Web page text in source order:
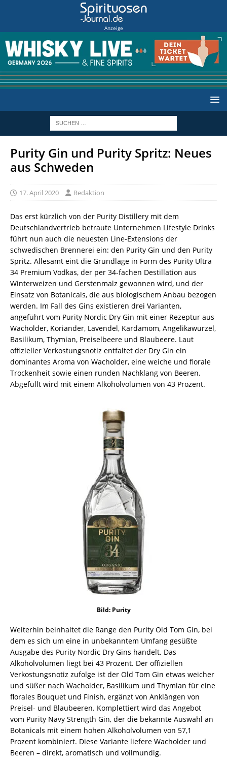
Anzeige
Purity Gin und Purity Spritz: Neues
aus Schweden
17. April 2020 Redaktion
Das erst kürzlich von der Purity Distillery mit dem
Deutschlandvertrieb betraute Unternehmen Lifestyle Drinks
führt nun auch die neuesten Line-Extensions der
schwedischen Brennerei ein: den Purity Gin und den Purity
Spritz. Allesamt eint die Grundlage in Form des Purity Ultra
34 Premium Vodkas, der per 34-fachen Destillation aus
Winterweizen und Gerstenmalz gewonnen wird, und der
Einsatz von Botanicals, die aus biologischem Anbau bezogen
werden. Im Fall des Gins existieren drei Varianten,
angeführt vom Purity Nordic Dry Gin mit einer Rezeptur aus
Wacholder, Koriander, Lavendel, Kardamom, Angelikawurzel,
Basilikum, Thymian, Preiselbeere und Blaubeere. Laut
offizieller Verkostungsnotiz entfaltet der Dry Gin ein
dominantes Aroma von Wacholder, eine weiche und florale
Trockenheit sowie einen runden Nachklang von Beeren.
Abgefüllt wird mit einem Alkoholvolumen von 43 Prozent.
Bild: Purity
Weiterhin beinhaltet die Range den Purity Old Tom Gin, bei
dem es sich um eine in unbekanntem Umfang gesüßte
Ausgabe des Purity Nordic Dry Gins handelt. Das
Alkoholvolumen liegt bei 43 Prozent. Der offiziellen
Verkostungsnotiz zufolge ist der Old Tom Gin etwas weicher
und süßer nach Wacholder, Basilikum und Thymian für eine
florales Bouquet und Finish, ergänzt von Anklängen von
Preisel- und Blaubeeren. Komplettiert wird das Angebot
vom Purity Navy Strength Gin, der die bekannte Auswahl an
Botanicals mit einem hohen Alkoholvolumen von 57,1
Prozent kombiniert. Diese Variante liefere Wacholder und
Beeren – direkt, aromatisch und vollmundig.